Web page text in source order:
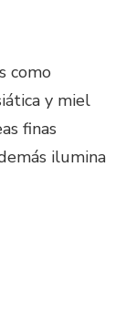
como
y miel
finas
ilumina